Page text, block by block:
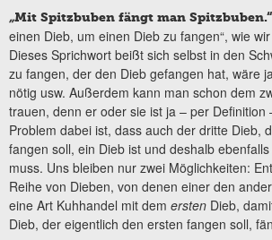
„Mit Spitzbuben fängt man Spitzbuben.“
einen Dieb, um einen Dieb zu fangen“, wie
Dieses Sprichwort beißt sich selbst in den
zu fangen, der den Dieb gefangen hat, wäre
nötig usw. Außerdem kann man schon dem
trauen, denn er oder sie ist ja – per Definition
Problem dabei ist, dass auch der dritte Dieb,
fangen soll, ein Dieb ist und deshalb
muss. Uns bleiben nur zwei Möglichkeiten:
Reihe von Dieben, von denen einer den
eine Art Kuhhandel mit dem ersten Dieb,
Dieb, der eigentlich den ersten fangen soll,